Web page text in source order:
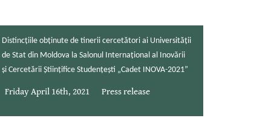
Distincțiile obținute de tinerii cercetători ai Universității
de Stat din Moldova la Salonul Internațional al Inovării
și Cercetării Științifice Studențești „Cadet INOVA-2021”
Friday April 16th, 2021 Press release